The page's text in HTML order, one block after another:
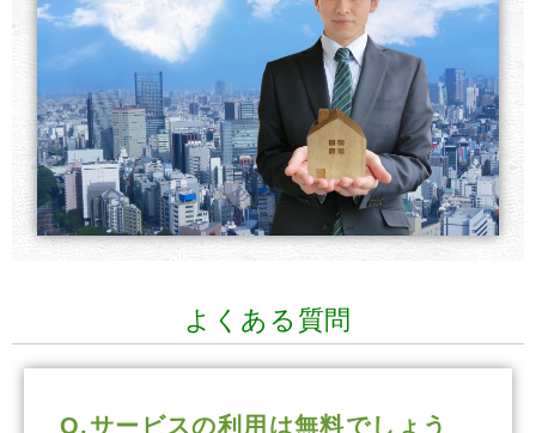
よくある質問
Q.サービスの利用は無料でしょう